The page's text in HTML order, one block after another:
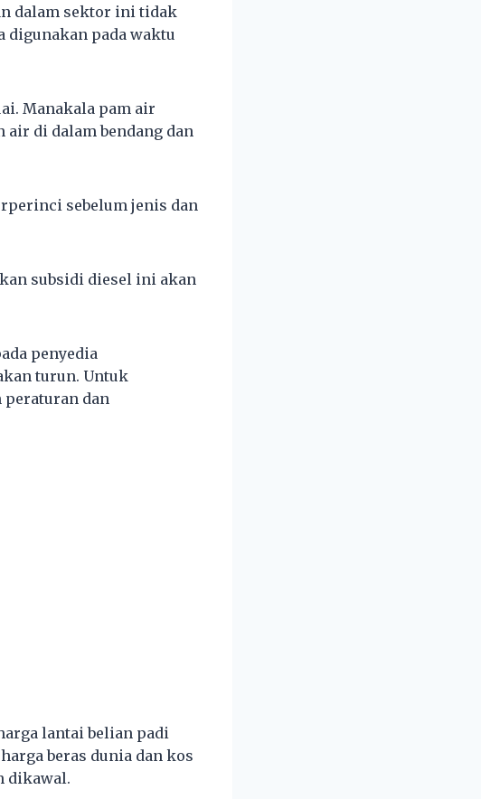
dalam sektor ini tidak
digunakan pada waktu
Manakala pam air
di dalam bendang dan
sebelum jenis dan
subsidi diesel ini akan
penyedia
turun. Untuk
peraturan dan
lantai belian padi
beras dunia dan kos
dikawal.